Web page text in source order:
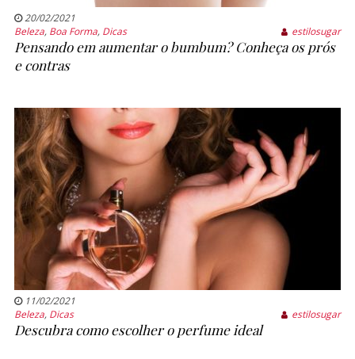
20/02/2021
Beleza, Boa Forma, Dicas estilosugar
Pensando em aumentar o bumbum? Conheça os prós
e contras
11/02/2021
Beleza, Dicas estilosugar
Descubra como escolher o perfume ideal